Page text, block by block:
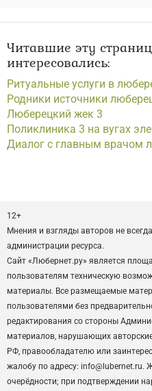
Читавшие эту
интересовались:
Ритуальные услуги в
Родники источники
Люберецкий жек 3
Поликлиника 3 на вугах
Диалог с главным врачом
12+
Мнения и взгляды авторов не
администрации ресурса.
Сайт «Любернет.ру» является
пользователям техническую
материалы. Все размещаемые
пользователями без
редактирования со стороны
материалов, нарушающих
РФ, правообладателю или
жалобу по адресу:
очерёдности; при подтверждении